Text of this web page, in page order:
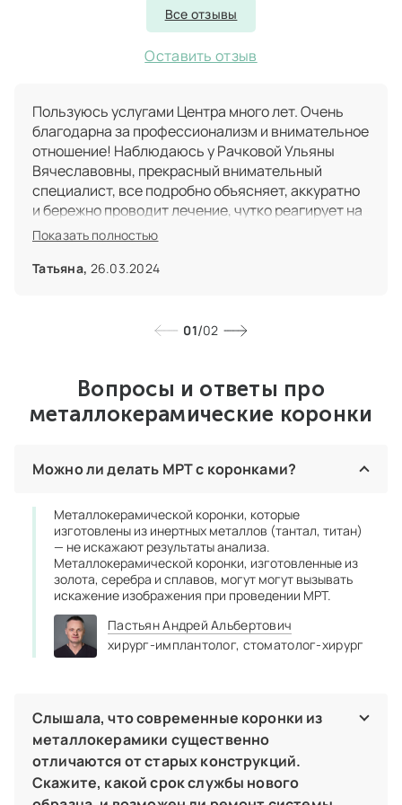
Все отзывы
Оставить отзыв
Пользуюсь услугами Центра много лет. Очень
благодарна за профессионализм и внимательное
отношение! Наблюдаюсь у Рачковой Ульяны
Вячеславовны, прекрасный внимательный
специалист, все подробно объясняет, аккуратно
и бережно проводит лечение, чутко реагирует на
поведение пациента. Доктор, который не делает
всегда отличный результат. Отмечу слаженную
Всегда четко, точно, быстро, в итоге выхожу с
подобрать удобное время приема, приветливо
отвечают на возникающие вопросы. Очень
хорошие впечатления, спасибо всему
Показать полностью
Татьяна, 26.03.2024
01/02
Вопросы и ответы про
металлокерамические коронки
Можно ли делать МРТ с коронками?
Металлокерамической коронки, которые
изготовлены из инертных металлов (тантал, титан)
— не искажают результаты анализа.
Металлокерамической коронки, изготовленные из
золота, серебра и сплавов, могут могут вызывать
искажение изображения при проведении МРТ.
Пастьян Андрей Альбертович
хирург-имплантолог, стоматолог-хирург
Слышала, что современные коронки из
металлокерамики существенно
отличаются от старых конструкций.
Скажите, какой срок службы нового